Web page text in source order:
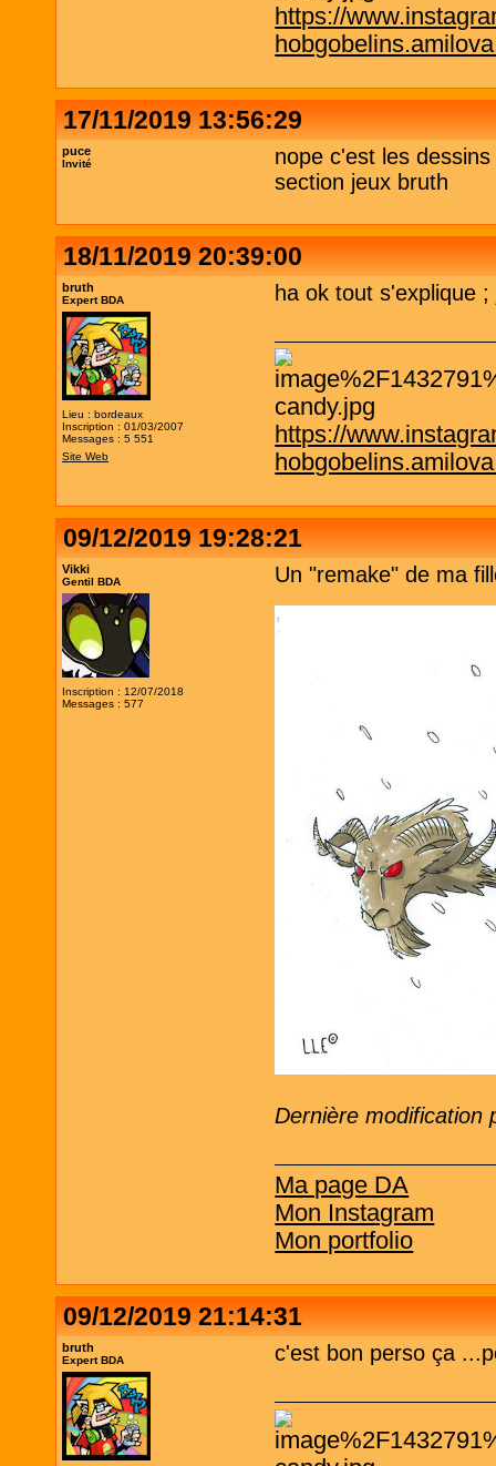
https://
17/11/2019 13:56:29
puce
Invité
nope c'est les
section jeux bruth
18/11/2019 20:39:00
bruth
Expert BDA
Lieu : bordeaux
Inscription : 01/03/2007
Messages : 5 551
Site Web
ha ok tout s'explique
https://
09/12/2019 19:28:21
Vikki
Gentil BDA
Inscription : 12/07/2018
Messages : 577
Un "remake" de ma
Dernière modification
Ma page DA
Mon Instagram
Mon portfolio
09/12/2019 21:14:31
bruth
Expert BDA c'est bon perso ça